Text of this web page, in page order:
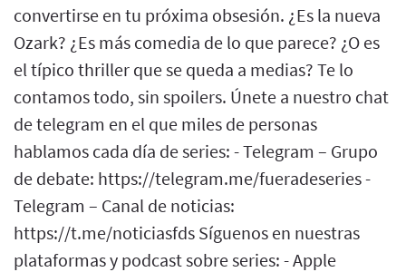
convertirse en tu próxima obsesión. ¿Es la nueva
Ozark? ¿Es más comedia de lo que parece? ¿O es
el típico thriller que se queda a medias? Te lo
contamos todo, sin spoilers. Únete a nuestro chat
de telegram en el que miles de personas
hablamos cada día de series: - Telegram – Grupo
de debate: https://telegram.me/fueradeseries -
Telegram – Canal de noticias:
https://t.me/noticiasfds Síguenos en nuestras
plataformas y podcast sobre series: - Apple